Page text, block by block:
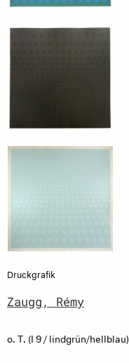
Druckgrafik
Zaugg, Rémy
o. T. (I 9 / lindgrün/hellblau)